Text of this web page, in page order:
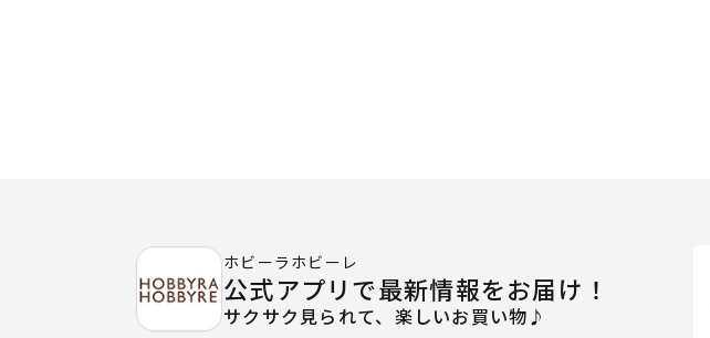
ホビーラホビーレ
公式アプリで最新情報をお届け！
サクサク見られて、楽しいお買い物♪